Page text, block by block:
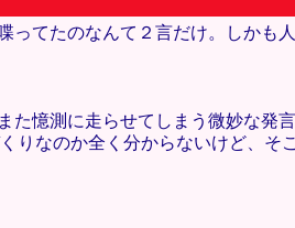
ってたのなんて２言だけ。しかも
憶測に走らせてしまう微妙な発言
りなのか全く分からないけど、そこ